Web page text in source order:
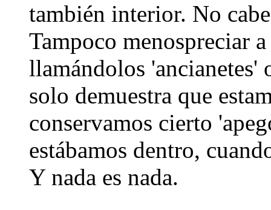
también interior. No
Tampoco menospreciar
llamándolos 'ancianetes'
solo demuestra que
conservamos cierto
estábamos dentro,
Y nada es nada.